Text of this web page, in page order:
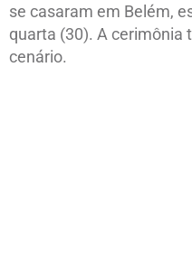
se casaram em Belém,
quarta (30). A cerimônia
cenário.